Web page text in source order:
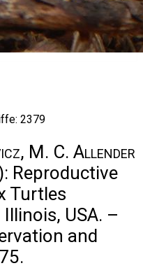
2379
M. C. Allender
Reproductive
Turtles
Illinois, USA. –
and